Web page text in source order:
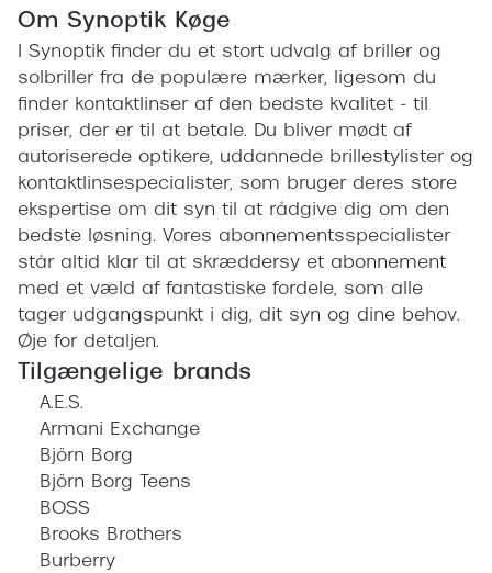
Om Synoptik Køge
I Synoptik finder du et stort udvalg af briller og
solbriller fra de populære mærker, ligesom du
finder kontaktlinser af den bedste kvalitet - til
priser, der er til at betale. Du bliver mødt af
autoriserede optikere, uddannede brillestylister og
kontaktlinsespecialister, som bruger deres store
ekspertise om dit syn til at rådgive dig om den
bedste løsning. Vores abonnementsspecialister
står altid klar til at skræddersy et abonnement
med et væld af fantastiske fordele, som alle
tager udgangspunkt i dig, dit syn og dine behov.
Øje for detaljen.
Tilgængelige brands
A.E.S.
Armani Exchange
Björn Borg
Björn Borg Teens
BOSS
Brooks Brothers
Burberry